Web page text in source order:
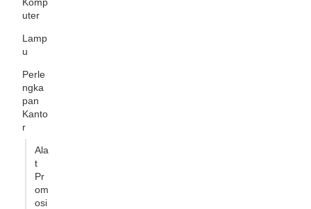
uter
Lamp
u
Perle
ngka
pan
Kanto
r
Ala
t
Pr
om
osi